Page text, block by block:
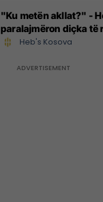
"Ku metën akllat?" -
paralajmëron diçka të
Heb's Kosova